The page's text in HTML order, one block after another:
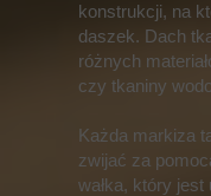
konstrukcji, na
daszek. Dach
różnych
czy tkaniny
Każda markiza
zwijać za
wałka, który